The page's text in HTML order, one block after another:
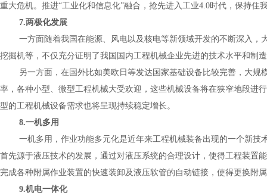
重大危机。推进“工业化和信息化”融合，抢先进入工业4.0时代，保持住
7.两极化发展
一方面随着我国在能源、风电以及核电等新领域开发的不断深入，
挖掘机等，不仅充分证明了我国国内工程机械企业先进的技术水平和制
另一方面，在国外比如美欧日等发达国家基础设备比较完善，大
率，各种小型、微型工程机械大受欢迎，这些机械设备将在狭窄地段进
型的工程机械设备需求也将呈现持续稳定增长。
8.一机多用
一机多用，作业功能多元化是近年来工程机械装备出现的一个新
首先源于液压技术的发展，通过对液压系统的合理设计，使得工程装置
完成各种附属作业装置的快速装卸及液压软管的自动链接，使得更换附
9.机电一体化